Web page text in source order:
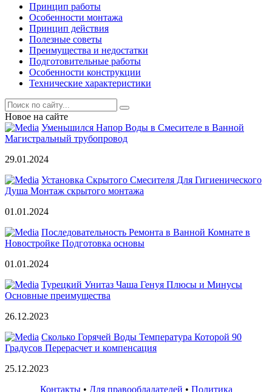
Принцип работы
Особенности монтажа
Принцип действия
Полезные советы
Преимущества и недостатки
Подготовительные работы
Особенности конструкции
Технические характеристики
Новое на сайте
Уменьшился Напор Воды в Смесителе в Ванной
Магистральный трубопровод
29.01.2024
Установка Скрытого Смесителя Для Гигиенического
Душа Монтаж скрытого монтажа
01.01.2024
Последовательность Ремонта в Ванной Комнате в
Новостройке Подготовка основы
01.01.2024
Турецкий Унитаз Чаша Генуя Плюсы и Минусы
Основные преимущества
26.12.2023
Сколько Горячей Воды Температура Которой 90
Градусов Перерасчет и компенсация
25.12.2023
Контакты• Для правообладателей • Политика